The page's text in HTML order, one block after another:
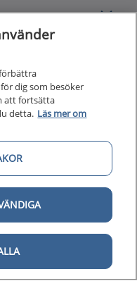
Om
för 1177 för
information
och är en del av
av Inera AB på
regioner.
dig som besöker
att fortsätta
detta. Läs mer om